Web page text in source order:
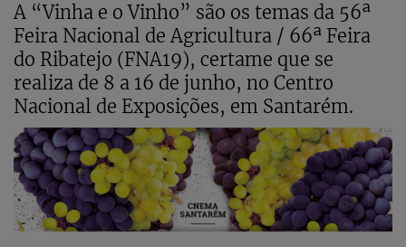
A “Vinha e o Vinho” são os temas da 56ª
Feira Nacional de Agricultura / 66ª Feira
do Ribatejo (FNA19), certame que se
realiza de 8 a 16 de junho, no Centro
Nacional de Exposições, em Santarém.